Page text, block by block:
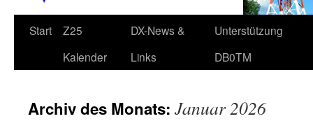
Start
Z25
Kalender
DX-News &
Links
Unterstützung
DB0TM
Archiv des Monats: Januar 2026